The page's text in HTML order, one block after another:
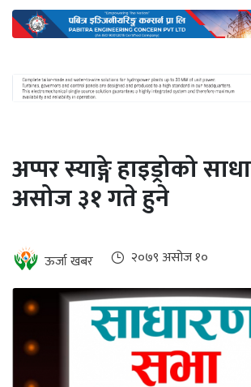
अन्तर्राष्ट्रिय
ऊर्जा
दक्षता
खबर
हरित
इभी
सम्पादकीय
अप्पर स्याङ्गे हाइड्रोको
असोज ३१ गते हुने
ऊर्जा खबर २०७९ असोज १०